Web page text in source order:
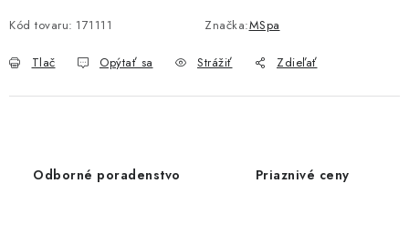
Kód tovaru: 171111 Značka:MSpa
Tlač Opýtať sa Strážiť Zdieľať
Odborné poradenstvo Priaznivé ceny